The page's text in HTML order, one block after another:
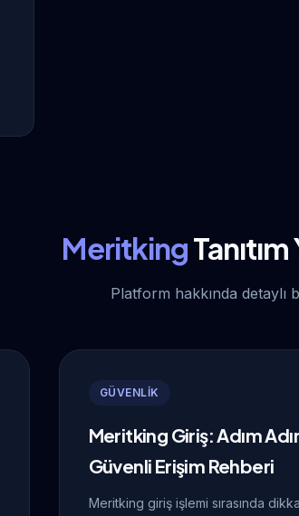
MeritkingTanıtım
Platform hakkında detaylı
GÜVENLİK
Meritking Giriş: Adım
Güvenli Erişim Rehberi
Meritking giriş işlemi sırasında